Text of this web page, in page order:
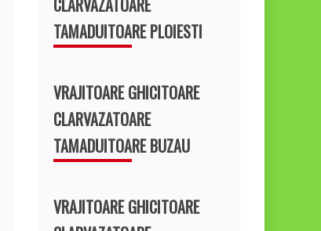
TAMADUITOARE PLOIESTI
VRAJITOARE GHICITOARE
CLARVAZATOARE
TAMADUITOARE BUZAU
VRAJITOARE GHICITOARE